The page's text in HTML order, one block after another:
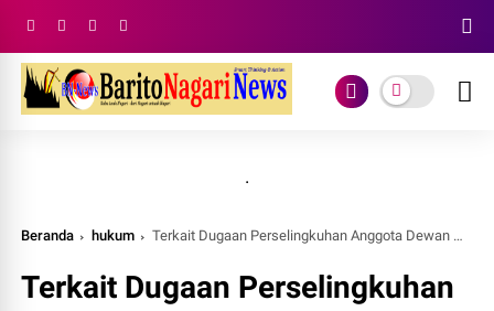
.
Beranda hukum Terkait Dugaan Perselingkuhan Anggota Dewan Di Solok, A Berencana Laporkan Isterinya RH ke BK dan Tempuh Jalur Hukum
Terkait Dugaan Perselingkuhan